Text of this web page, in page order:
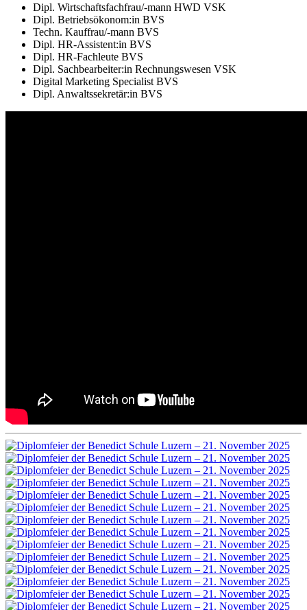
Dipl. Wirtschaftsfachfrau/-mann HWD VSK
Dipl. Betriebsökonom:in BVS
Techn. Kauffrau/-mann BVS
Dipl. HR-Assistent:in BVS
Dipl. HR-Fachleute BVS
Dipl. Sachbearbeiter:in Rechnungswesen VSK
Digital Marketing Specialist BVS
Dipl. Anwaltssekretär:in BVS